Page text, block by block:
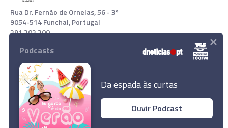
Casa do Povo do Porto Moniz distinguida pela
Rua Dr. Fernão de Ornelas, 56 - 3º
9054-514 Funchal, Portugal
291 202 300
Download App
© 2021 Empresa Diário de Notícias, Lda. Todos os direitos
Podcasts
Da espada às curtas
Ouvir Podcast
×